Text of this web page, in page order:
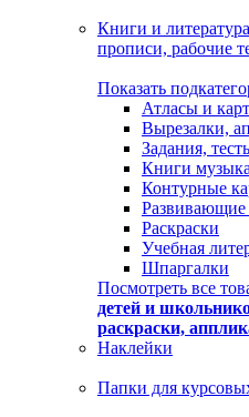
Книги и
прописи, рабочие
Показать
Атласы и
Вырезалки,
Задания,
Книги
Контурные
Развивающие
Раскраски
Учебная
Шпаргалки
Посмотреть все
детей и
раскраски,
Наклейки
Папки для